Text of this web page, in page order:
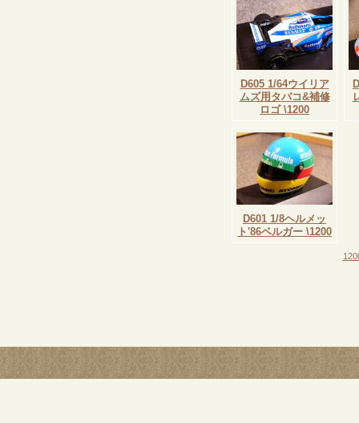
D605 1/64ウイリア
ムズ用タバコ&補修
ロゴ \1200
D601 1/8ヘルメッ
ト'86ベルガー \1200